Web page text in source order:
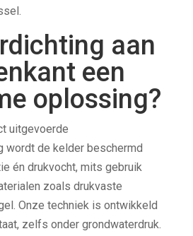
aan
een
oplossing?
uitgevoerde
wordt de kelder beschermd
én drukvocht, mits gebruik
zoals drukvaste
Onze techniek is ontwikkeld
zelfs onder grondwaterdruk.